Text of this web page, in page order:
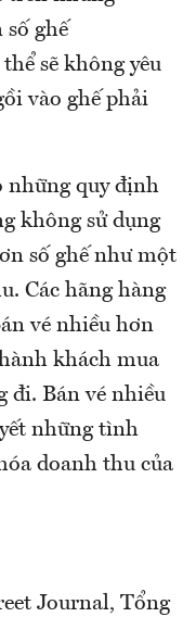
số ghế
sẽ không yêu
vào ghế phải
những quy định
không sử dụng
số ghế như một
Các hãng hàng
vé nhiều hơn
khách mua
đi. Bán vé nhiều
những tình
doanh thu của
Journal, Tổng